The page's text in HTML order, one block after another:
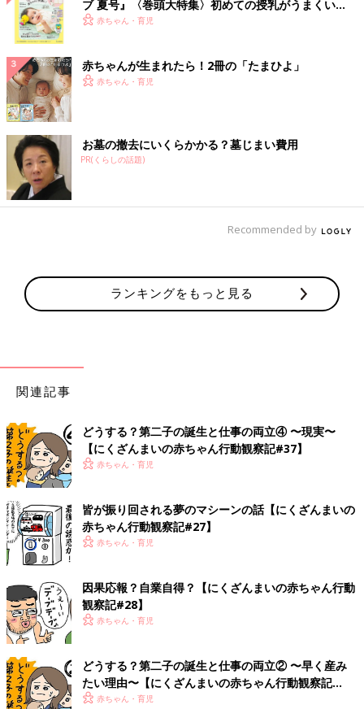
ブ 夏号』〈巻頭大特集〉初めての授乳がうまくい
く！ おっぱい・ミルクの基本と夏のトラブル 解決テ
赤ちゃん・育児
赤ちゃんが生まれたら！2冊の「たまひよ」
赤ちゃん・育児
お墓の撤去にいくらかかる？墓じまい費用
PR(くらしの話題)
Recommended by
ランキングをもっと見る
関連記事
どうする？第二子の誕生と仕事の両立④ 〜現実〜
【にくざんまいの赤ちゃん行動観察記#37】
赤ちゃん・育児
皆が振り回される夢のマシーンの話【にくざんまいの
赤ちゃん行動観察記#27】
赤ちゃん・育児
因果応報？自業自得？【にくざんまいの赤ちゃん行動
観察記#28】
赤ちゃん・育児
どうする？第二子の誕生と仕事の両立② 〜早く産み
たい理由〜【にくざんまいの赤ちゃん行動観察記
#35】
赤ちゃん・育児